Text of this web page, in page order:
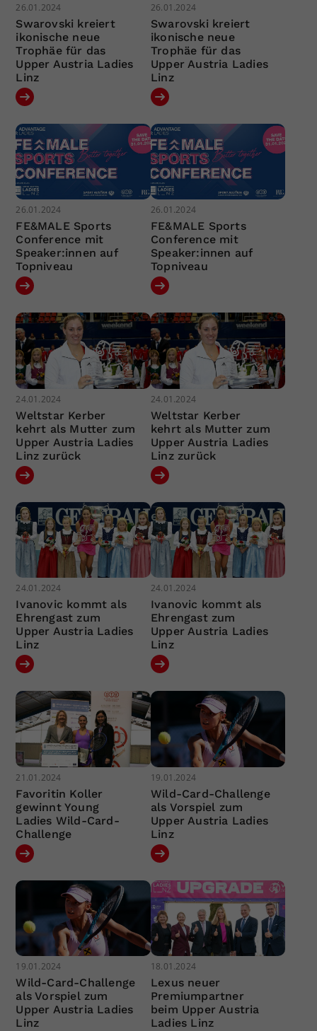
26.01.2024
Swarovski kreiert
ikonische neue
Trophäe für das
Upper Austria Ladies
Linz
26.01.2024
Swarovski kreiert
ikonische neue
Trophäe für das
Upper Austria Ladies
Linz
26.01.2024
FE&MALE Sports
Conference mit
Speaker:innen auf
Topniveau
26.01.2024
FE&MALE Sports
Conference mit
Speaker:innen auf
Topniveau
24.01.2024
Weltstar Kerber
kehrt als Mutter zum
Upper Austria Ladies
Linz zurück
24.01.2024
Weltstar Kerber
kehrt als Mutter zum
Upper Austria Ladies
Linz zurück
24.01.2024
Ivanovic kommt als
Ehrengast zum
Upper Austria Ladies
Linz
24.01.2024
Ivanovic kommt als
Ehrengast zum
Upper Austria Ladies
Linz
21.01.2024
Favoritin Koller
gewinnt Young
Ladies Wild-Card-
Challenge
19.01.2024
Wild-Card-Challenge
als Vorspiel zum
Upper Austria Ladies
Linz
19.01.2024
Wild-Card-Challenge
als Vorspiel zum
Upper Austria Ladies
Linz
18.01.2024
Lexus neuer
Premiumpartner
beim Upper Austria
Ladies Linz